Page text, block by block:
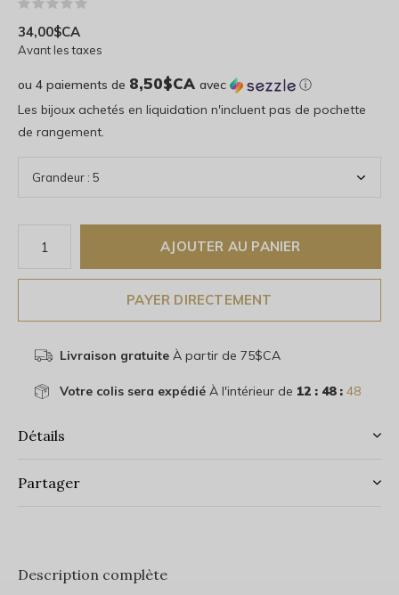
34,00$CA
Avant les taxes
ou 4 paiements de 8,50$CA avec
ⓘ
Les bijoux achetés en liquidation n'incluent pas de pochette
de rangement.
AJOUTER AU PANIER
PAYER DIRECTEMENT
Livraison gratuiteÀ partir de 75$CA
Votre colis sera expédiéÀ l'intérieur de 12 : 48 : 48
Détails
Partager
Description complète